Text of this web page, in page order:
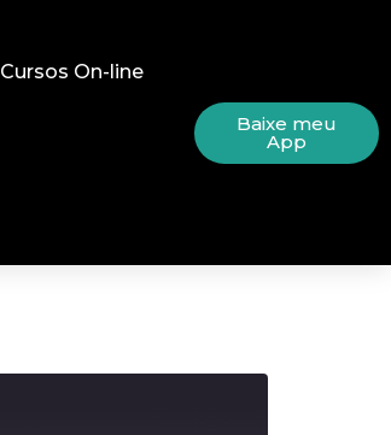
Cursos On-line
Baixe meu
App